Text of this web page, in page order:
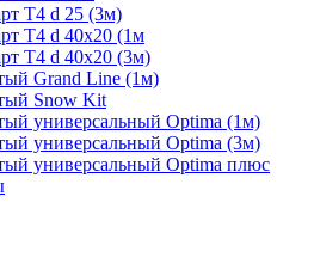
Т4 d 25 (3м)
Т4 d 40х20 (1м
Т4 d 40х20 (3м)
Grand Line (1м)
Snow Kit
универсальный Optima (1м)
универсальный Optima (3м)
универсальный Optima плюс